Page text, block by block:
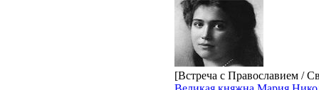
[Встреча с Православием /